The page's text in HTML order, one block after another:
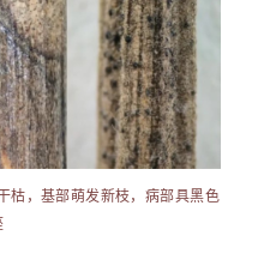
枯，基部萌发新枝，病部具黑色